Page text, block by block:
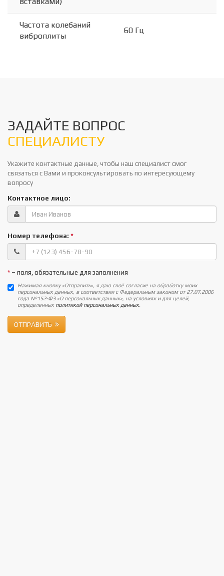
Частота колебаний
виброплиты
60 Гц
ЗАДАЙТЕ ВОПРОС
СПЕЦИАЛИСТУ
Укажите контактные данные, чтобы наш специалист смог
связаться с Вами и проконсультировать по интересующему
вопросу
Контактное лицо:
Номер телефона: *
* – поля, обязательные для заполнения
Нажимая кнопку «Отправить», я даю своё согласие на обработку моих
персональных данных, в соответствии с Федеральным законом от 27.07.2006
года №152-ФЗ «О персональных данных», на условиях и для целей,
определенных политикой персональных данных.
ОТПРАВИТЬ